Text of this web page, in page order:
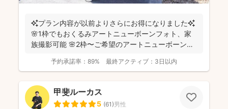
✨プラン内容が以前よりさらにお得になりました✨
🌸1枠でもおくるみアートニューボーンフォト、家
族撮影可能 🌸2枠〜ご希望のアートニューボーンフ
予約承諾率： 89% 最終アクティブ： 3日以内
甲斐ルーカス
5 (61)男性